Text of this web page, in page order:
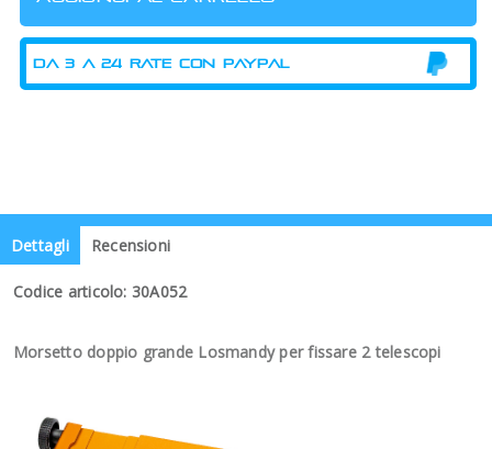
Dettagli Recensioni
Codice articolo: 30A052
Morsetto doppio grande Losmandy per fissare 2 telescopi